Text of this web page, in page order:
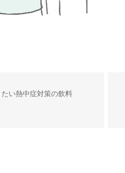
い熱中症対策の飲料